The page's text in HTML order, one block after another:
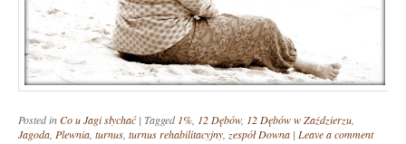
Posted inCo u Jagi słychać | Tagged 1% 12 Dębów, 12 Dębów w Zaździerzu
Jagoda Plewnia turnus turnus rehabilitacyjny zespół Downa | Leave a comment